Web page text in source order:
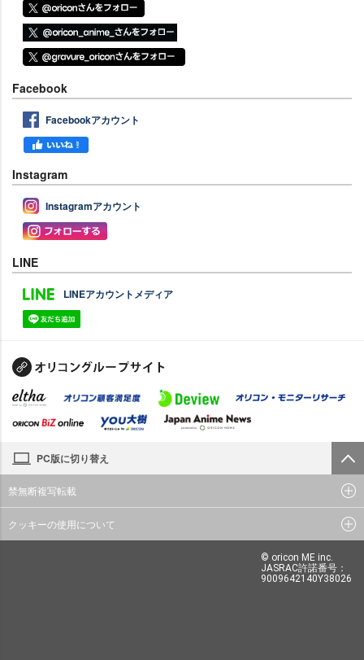
Facebook
Facebookアカウント
Instagram
Instagramアカウント
LINE
LINEアカウントメディア
PC版に切り替え
禁無断複写転載
クッキーの使用について
© oricon ME inc.
JASRAC許諾番号：
9009642140Y38026